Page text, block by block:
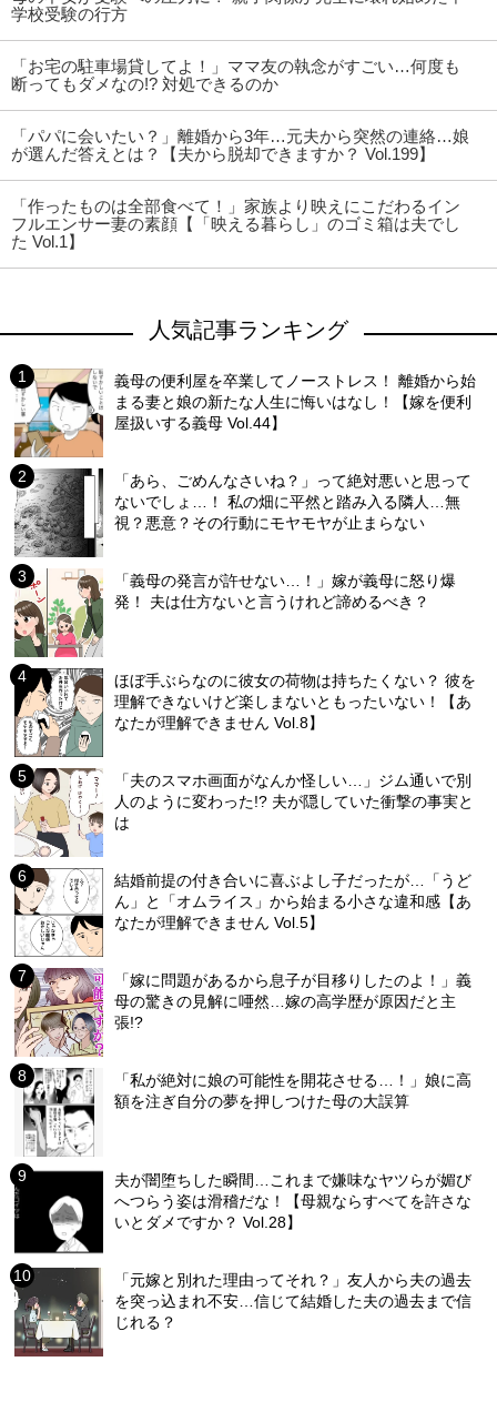
学校受験の行方
「お宅の駐車場貸してよ！」ママ友の執念がすごい…何度も
断ってもダメなの!? 対処できるのか
「パパに会いたい？」離婚から3年…元夫から突然の連絡…娘
が選んだ答えとは？【夫から脱却できますか？ Vol.199】
「作ったものは全部食べて！」家族より映えにこだわるイン
フルエンサー妻の素顔【「映える暮らし」のゴミ箱は夫でし
た Vol.1】
人気記事ランキング
義母の便利屋を卒業してノーストレス！ 離婚から始
まる妻と娘の新たな人生に悔いはなし！【嫁を便利
屋扱いする義母 Vol.44】
「あら、ごめんなさいね？」って絶対悪いと思って
ないでしょ…！ 私の畑に平然と踏み入る隣人…無
視？悪意？その行動にモヤモヤが止まらない
「義母の発言が許せない…！」嫁が義母に怒り爆
発！ 夫は仕方ないと言うけれど諦めるべき？
ほぼ手ぶらなのに彼女の荷物は持ちたくない？ 彼を
理解できないけど楽しまないともったいない！【あ
なたが理解できません Vol.8】
「夫のスマホ画面がなんか怪しい…」ジム通いで別
人のように変わった!? 夫が隠していた衝撃の事実と
は
結婚前提の付き合いに喜ぶよし子だったが…「うど
ん」と「オムライス」から始まる小さな違和感【あ
なたが理解できません Vol.5】
「嫁に問題があるから息子が目移りしたのよ！」義
母の驚きの見解に唖然…嫁の高学歴が原因だと主
張!?
「私が絶対に娘の可能性を開花させる…！」娘に高
額を注ぎ自分の夢を押しつけた母の大誤算
夫が闇堕ちした瞬間…これまで嫌味なヤツらが媚び
へつらう姿は滑稽だな！【母親ならすべてを許さな
いとダメですか？ Vol.28】
「元嫁と別れた理由ってそれ？」友人から夫の過去
を突っ込まれ不安…信じて結婚した夫の過去まで信
じれる？